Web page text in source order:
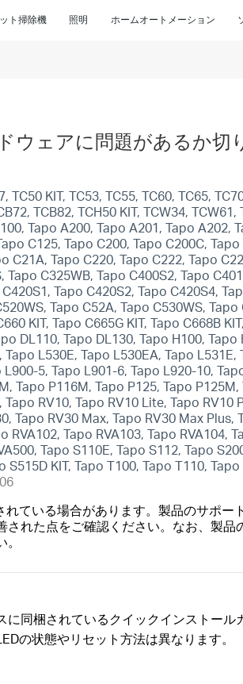
ト掃除機 照明 ホームオートメーション
ウェアに問題があるか切
KIT, TC53, TC55, TC60, TC65,
TCB82, TCH50 KIT, TCW34,
Tapo A200, Tapo A201, Tapo A202,
C125, Tapo C200, Tapo C200C,
C21A, Tapo C220, Tapo C222, Tapo
C325WB, Tapo C400S2, Tapo
Tapo C420S2, Tapo C420S4,
Tapo C52A, Tapo C530WS,
KIT, Tapo C665G KIT, Tapo C668B
DL110, Tapo DL130, Tapo H100,
L530E, Tapo L530EA, Tapo
5, Tapo L901-6, Tapo L920-10,
Tapo P116M, Tapo P125, Tapo
RV10, Tapo RV10 Lite, Tapo
Tapo RV30 Max, Tapo RV30 Max
Tapo RVA103, Tapo RVA104,
Tapo S110E, Tapo S112, Tapo
KIT, Tapo T100, Tapo T110,
ている場合があります。製品のサポ
れた点をご確認ください。なお、製
同梱されているクイックインストー
の状態やリセット方法は異なります。